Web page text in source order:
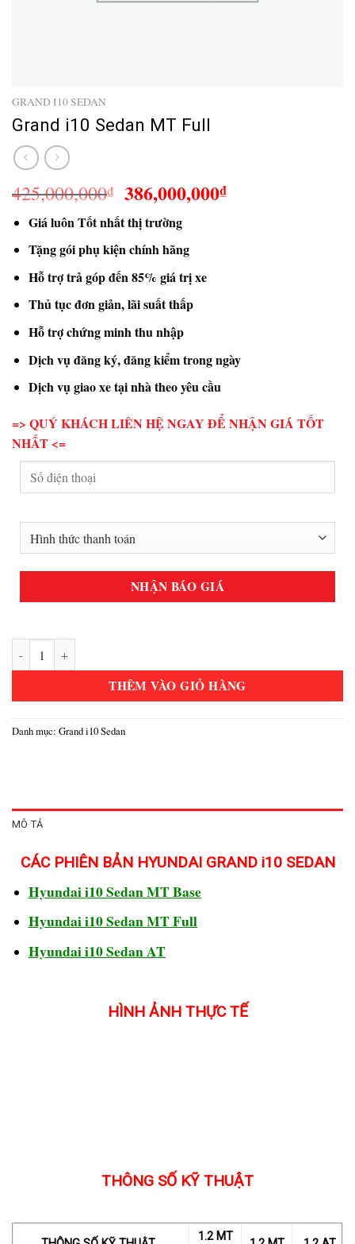
GRAND I10 SEDAN
Grand i10 Sedan MT Full
425,000,000₫ Giá
là:
425,000,000₫.
386,000,000₫Giá
Giá luôn Tốt nhất thị trường
Tặng gói phụ kiện chính hãng
Hỗ trợ trả góp đến 85% giá trị xe
Thủ tục đơn giản, lãi suất thấp
Hỗ trợ chứng minh thu nhập
Dịch vụ đăng ký, đăng kiểm trong ngày
Dịch vụ giao xe tại nhà theo yêu cầu
=> QUÝ KHÁCH LIÊN HỆ NGAY ĐỂ NHẬN GIÁ TỐT
NHẤT <=
Grand i10 Sedan MT Full số lượng
THÊM VÀO GIỎ HÀNG
Danh mục: Grand i10 Sedan
MÔ TẢ
CÁC PHIÊN BẢN HYUNDAI GRAND i10 SEDAN
Hyundai i10 Sedan MT Base
Hyundai i10 Sedan MT Full
Hyundai i10 Sedan AT
HÌNH ẢNH THỰC TẾ
THÔNG SỐ KỸ THUẬT
1.2 MT